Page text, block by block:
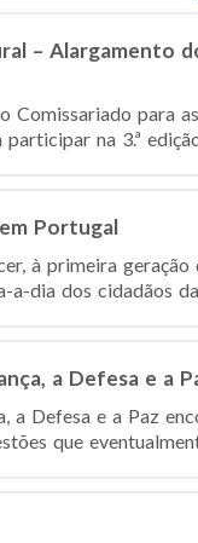
– Alargamento
Comissariado para
na 3.ª
Portugal
à primeira geração
dia dos cidadãos
a Defesa e a
a Defesa e a Paz
que